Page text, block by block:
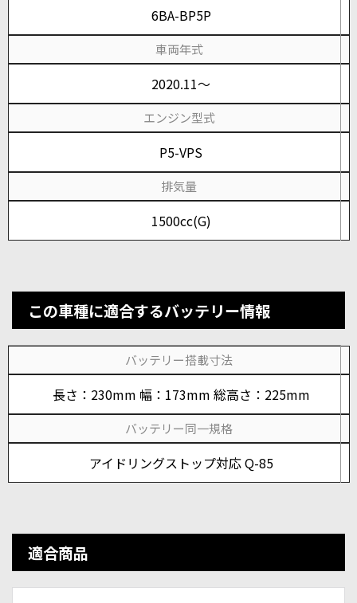
6BA-BP5P
車両年式
2020.11～
エンジン型式
P5-VPS
排気量
1500cc(G)
この車種に適合するバッテリー情報
バッテリー搭載寸法
長さ：230mm 幅：173mm 総高さ：225mm
バッテリー同一規格
アイドリングストップ対応 Q-85
適合商品